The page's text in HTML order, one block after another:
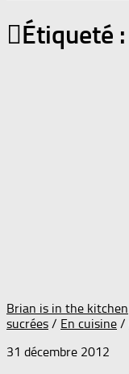
Étiqueté :
Brian is in the kitchen
sucrées / En cuisine /
31 décembre 2012